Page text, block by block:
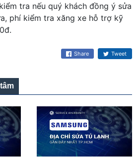
tra nếu quý khách đồng ý sửa
phí kiểm tra xăng xe hỗ trợ kỹ
Share Tweet